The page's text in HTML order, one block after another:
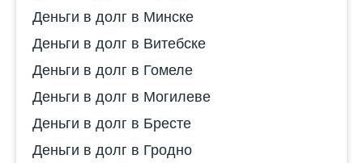
Деньги в долг в Минске
Деньги в долг в Витебске
Деньги в долг в Гомеле
Деньги в долг в Могилеве
Деньги в долг в Бресте
Деньги в долг в Гродно